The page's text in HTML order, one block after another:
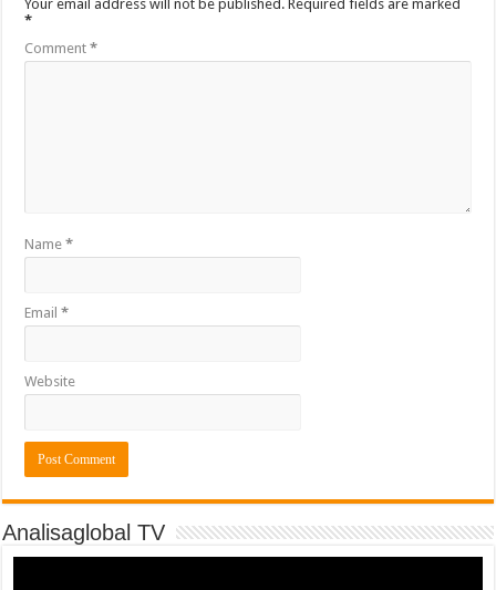
Your email address will not be published. Required fields are marked
*
Comment*
Name*
Email*
Website
Analisaglobal TV